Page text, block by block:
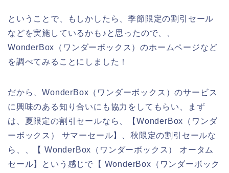
ということで、もしかしたら、季節限定の割引セール
などを実施しているかも♪と思ったので、、
WonderBox（ワンダーボックス）のホームページなど
を調べてみることにしました！
だから、WonderBox（ワンダーボックス）のサービス
に興味のある知り合いにも協力をしてもらい、まず
は、夏限定の割引セールなら、【WonderBox（ワンダ
ーボックス） サマーセール】、秋限定の割引セールな
ら、、【 WonderBox（ワンダーボックス） オータム
セール】という感じで【 WonderBox（ワンダーボック